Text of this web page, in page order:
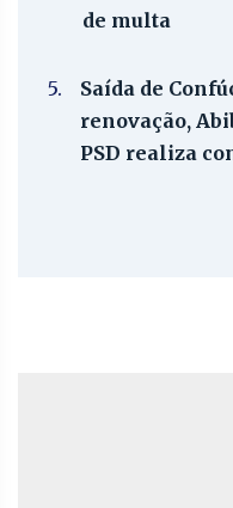
de multa
5.
Saída de
renovação,
PSD realiza